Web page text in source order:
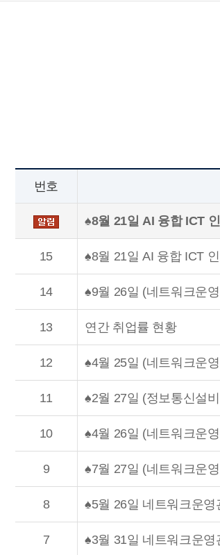
번호
♠8월 21일 AI 융합 ICT
15 ♠8월 21일 AI 융합 ICT
14 ♠9월 26일 (네트워크운
13 연간 취업률 현황
12 ♠4월 25일 (네트워크운
11 ♠2월 27일 (정보통신설
10 ♠4월 26일 (네트워크운
9 ♠7월 27일 (네트워크운
8 ♠5월 26일 네트워크운영
7 ♠3월 31일 네트워크운영